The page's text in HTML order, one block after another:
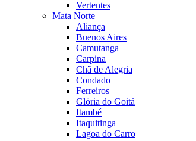
Vertentes
Mata Norte
Aliança
Buenos Aires
Camutanga
Carpina
Chã de Alegria
Condado
Ferreiros
Glória do Goitá
Itambé
Itaquitinga
Lagoa do Carro